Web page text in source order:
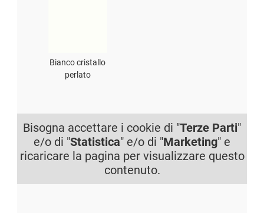
Bianco cristallo
perlato
Bisogna accettare i cookie di "Terze Parti"
e/o di "Statistica" e/o di "Marketing" e
ricaricare la pagina per visualizzare questo
contenuto.